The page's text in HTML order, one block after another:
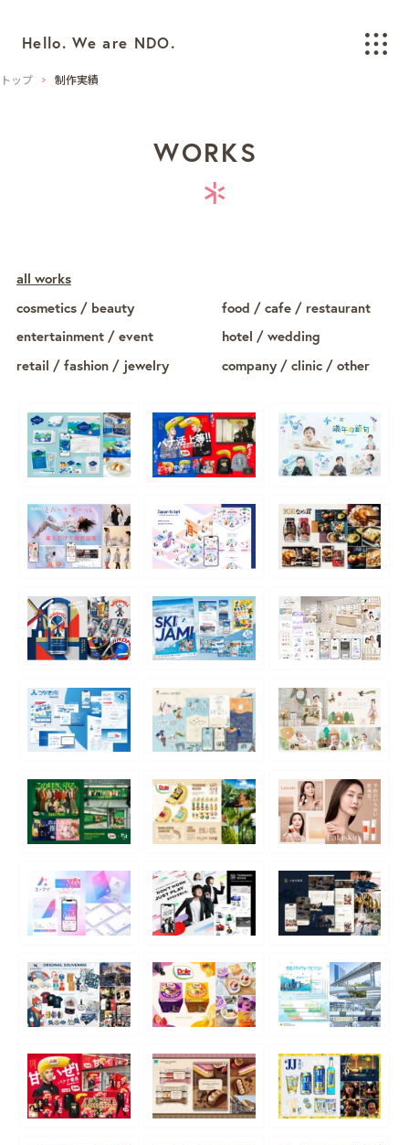
Hello. We are NDO.
ブランディング
GRAPHIC
PACKAGING
WEB ウェブデザイン
MISSIONミッション
CREATIVE MENUクリエイティブ領域
COMPANY企業情報
CREATORSクリエイター紹介
RECRUIT採用情報
NEWS
COLUMNNDOのノート
PRIVACY POLICY プライバシーポリシー
トップ 制作実績
WORKS
all works
cosmetics / beauty
food / cafe / restaurant
entertainment / event
hotel / wedding
retail / fashion / jewelry
company / clinic / other